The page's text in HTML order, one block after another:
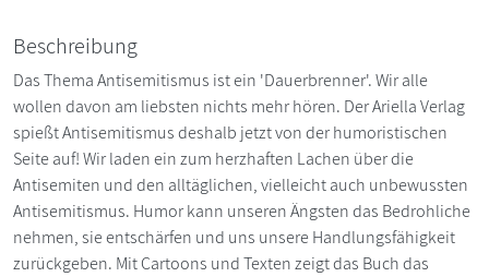
Beschreibung
Das Thema Antisemitismus ist ein 'Dauerbrenner'. Wir alle
wollen davon am liebsten nichts mehr hören. Der Ariella Verlag
spießt Antisemitismus deshalb jetzt von der humoristischen
Seite auf! Wir laden ein zum herzhaften Lachen über die
Antisemiten und den alltäglichen, vielleicht auch unbewussten
Antisemitismus. Humor kann unseren Ängsten das Bedrohliche
nehmen, sie entschärfen und uns unsere Handlungsfähigkeit
zurückgeben. Mit Cartoons und Texten zeigt das Buch das